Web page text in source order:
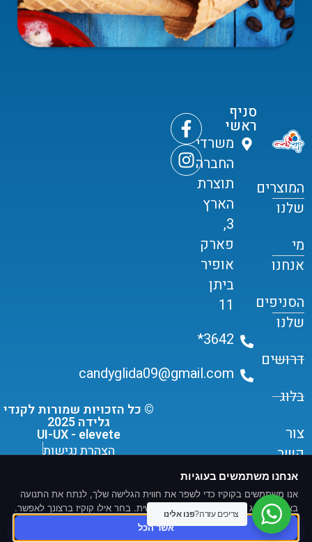
המוצרים
שלנו
מי
אנחנו
הסניפים
שלנו
דרושים
בלוג
צור
קשר
סניף
ראשי
משרדי
החברה
תוצרת
הארץ
3,
פארק
אופיר
ביתן
11
3642*
candyglida09@gmail.com
הצהרת נגישות
© כל הזכויות שמורות לקנדי
גלידה 2025
UI-UX - elevete
צריכים עזרה?פנו אלינו
אנחנו משתמשים בעוגיות
אנו משתמשים בקוקיז כדי לשפר את חווית הגלישה שלך, לנתח את התנועה
באתר ולהציג תוכן ומודעות מותאמים אישית. בחר אילו קוקיז ברצונך לאפשר.
אשר הכל